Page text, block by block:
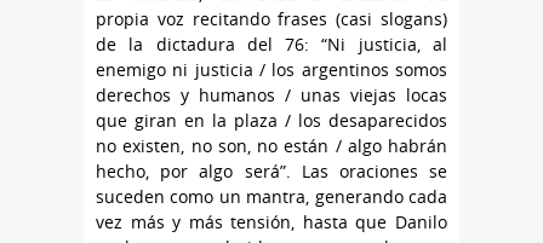
propia voz recitando frases (casi slogans)
de la dictadura del 76: “Ni justicia, al
enemigo ni justicia / los argentinos somos
derechos y humanos / unas viejas locas
que giran en la plaza / los desaparecidos
no existen, no son, no están / algo habrán
hecho, por algo será”. Las oraciones se
suceden como un mantra, generando cada
vez más y más tensión, hasta que Danilo